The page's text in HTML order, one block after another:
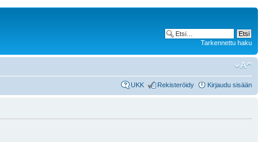
Tarkennettu haku
UKK Rekisteröidy Kirjaudu sisään